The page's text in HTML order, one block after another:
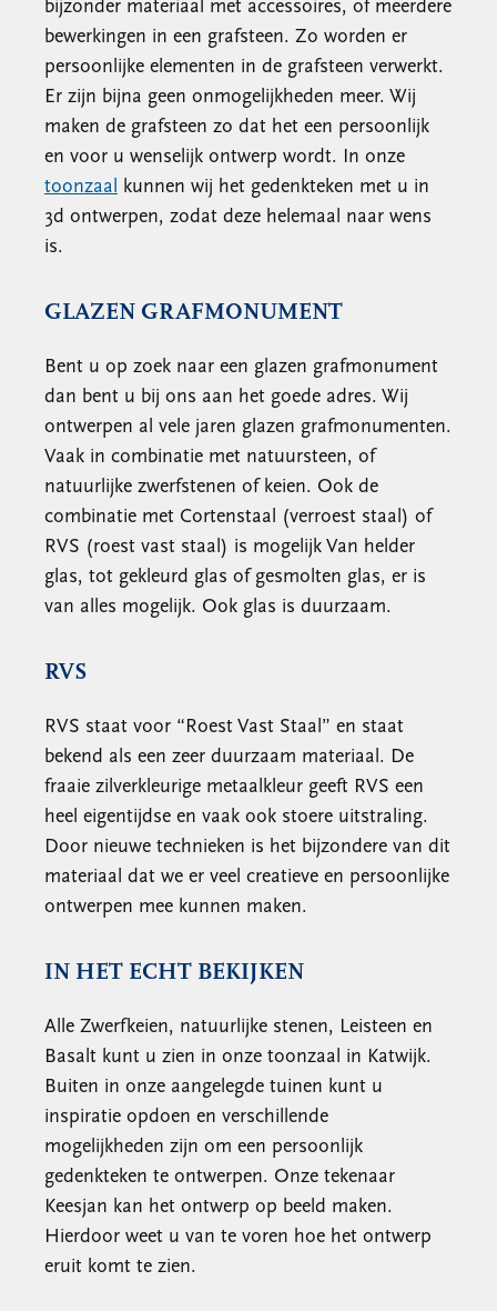
bijzonder materiaal met accessoires, of meerdere
bewerkingen in een grafsteen. Zo worden er
persoonlijke elementen in de grafsteen verwerkt.
Er zijn bijna geen onmogelijkheden meer. Wij
maken de grafsteen zo dat het een persoonlijk
en voor u wenselijk ontwerp wordt. In onze
toonzaal kunnen wij het gedenkteken met u in
3d ontwerpen, zodat deze helemaal naar wens
is.
GLAZEN GRAFMONUMENT
Bent u op zoek naar een glazen grafmonument
dan bent u bij ons aan het goede adres. Wij
ontwerpen al vele jaren glazen grafmonumenten.
Vaak in combinatie met natuursteen, of
natuurlijke zwerfstenen of keien. Ook de
combinatie met Cortenstaal (verroest staal) of
RVS (roest vast staal) is mogelijk Van helder
glas, tot gekleurd glas of gesmolten glas, er is
van alles mogelijk. Ook glas is duurzaam.
RVS
RVS staat voor “Roest Vast Staal” en staat
bekend als een zeer duurzaam materiaal. De
fraaie zilverkleurige metaalkleur geeft RVS een
heel eigentijdse en vaak ook stoere uitstraling.
Door nieuwe technieken is het bijzondere van dit
materiaal dat we er veel creatieve en persoonlijke
ontwerpen mee kunnen maken.
IN HET ECHT BEKIJKEN
Alle Zwerfkeien, natuurlijke stenen, Leisteen en
Basalt kunt u zien in onze toonzaal in Katwijk.
Buiten in onze aangelegde tuinen kunt u
inspiratie opdoen en verschillende
mogelijkheden zijn om een persoonlijk
gedenkteken te ontwerpen. Onze tekenaar
Keesjan kan het ontwerp op beeld maken.
Hierdoor weet u van te voren hoe het ontwerp
eruit komt te zien.